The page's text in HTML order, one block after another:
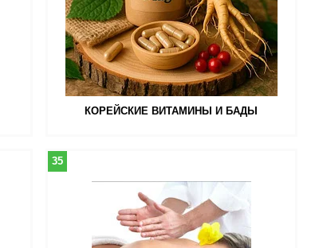
КОРЕЙСКИЕ ВИТАМИНЫ И БАДЫ
35